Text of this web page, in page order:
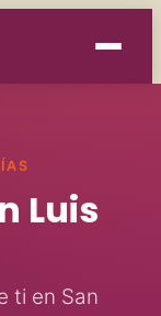
Luis
ti en San